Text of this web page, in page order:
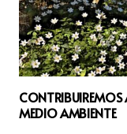
DEL
ONU EN